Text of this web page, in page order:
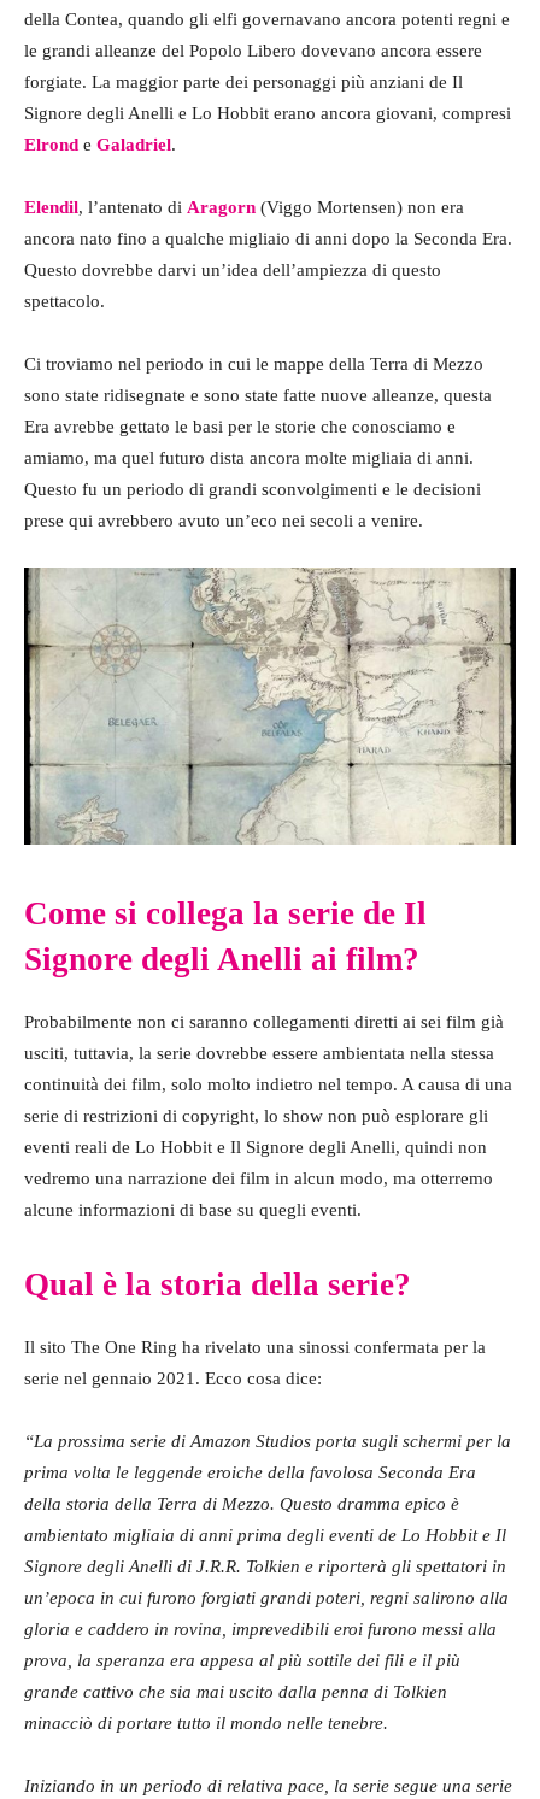
della Contea, quando gli elfi governavano ancora potenti regni e
le grandi alleanze del Popolo Libero dovevano ancora essere
forgiate. La maggior parte dei personaggi più anziani de Il
Signore degli Anelli e Lo Hobbit erano ancora giovani, compresi
Elrond e Galadriel.
Elendil, l’antenato di Aragorn (Viggo Mortensen) non era
ancora nato fino a qualche migliaio di anni dopo la Seconda Era.
Questo dovrebbe darvi un’idea dell’ampiezza di questo
spettacolo.
Ci troviamo nel periodo in cui le mappe della Terra di Mezzo
sono state ridisegnate e sono state fatte nuove alleanze, questa
Era avrebbe gettato le basi per le storie che conosciamo e
amiamo, ma quel futuro dista ancora molte migliaia di anni.
Questo fu un periodo di grandi sconvolgimenti e le decisioni
prese qui avrebbero avuto un’eco nei secoli a venire.
Come si collega la serie de Il
Signore degli Anelli ai film?
Probabilmente non ci saranno collegamenti diretti ai sei film già
usciti, tuttavia, la serie dovrebbe essere ambientata nella stessa
continuità dei film, solo molto indietro nel tempo. A causa di una
serie di restrizioni di copyright, lo show non può esplorare gli
eventi reali de Lo Hobbit e Il Signore degli Anelli, quindi non
vedremo una narrazione dei film in alcun modo, ma otterremo
alcune informazioni di base su quegli eventi.
Qual è la storia della serie?
Il sito The One Ring ha rivelato una sinossi confermata per la
serie nel gennaio 2021. Ecco cosa dice:
“La prossima serie di Amazon Studios porta sugli schermi per la
prima volta le leggende eroiche della favolosa Seconda Era
della storia della Terra di Mezzo. Questo dramma epico è
ambientato migliaia di anni prima degli eventi de Lo Hobbit e Il
Signore degli Anelli di J.R.R. Tolkien e riporterà gli spettatori in
un’epoca in cui furono forgiati grandi poteri, regni salirono alla
gloria e caddero in rovina, imprevedibili eroi furono messi alla
prova, la speranza era appesa al più sottile dei fili e il più
grande cattivo che sia mai uscito dalla penna di Tolkien
minacciò di portare tutto il mondo nelle tenebre.
Iniziando in un periodo di relativa pace, la serie segue una serie